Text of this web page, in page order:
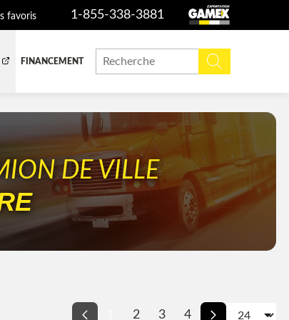
favoris 1-855-338-3881
ET AGRICOLE REMORQUAGE
FINANCEMENT
DE VILLE
2 3 4